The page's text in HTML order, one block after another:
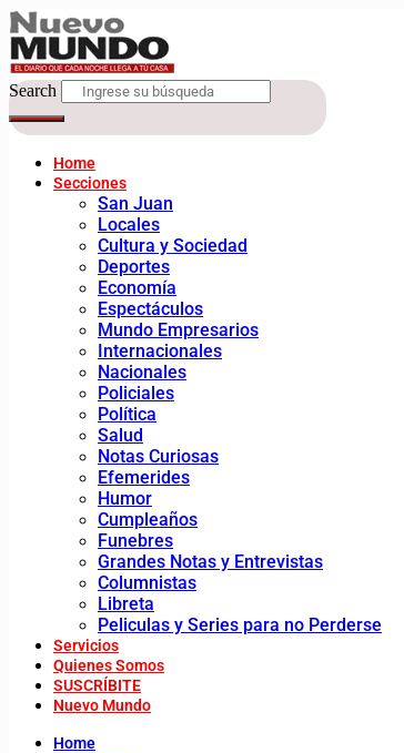
Search
Home
Secciones
San Juan
Locales
Cultura y Sociedad
Deportes
Economía
Espectáculos
Mundo Empresarios
Internacionales
Nacionales
Policiales
Política
Salud
Notas Curiosas
Efemerides
Humor
Cumpleaños
Funebres
Grandes Notas y Entrevistas
Columnistas
Libreta
Peliculas y Series para no Perderse
Servicios
Quienes Somos
SUSCRÍBITE
Nuevo Mundo
Home